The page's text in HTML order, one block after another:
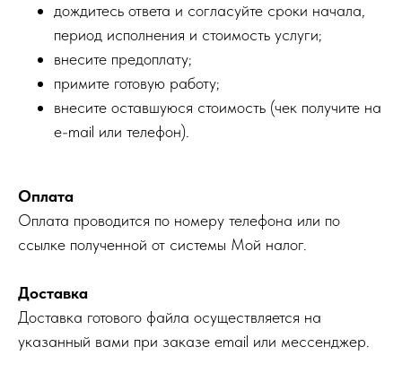
дождитесь ответа и согласуйте сроки начала,
период исполнения и стоимость услуги;
внесите предоплату;
примите готовую работу;
внесите оставшуюся стоимость (чек получите на
e-mail или телефон).
Оплата
Оплата проводится по номеру телефона или по
ссылке полученной от системы Мой налог.
Доставка
Доставка готового файла осуществляется на
указанный вами при заказе email или мессенджер.